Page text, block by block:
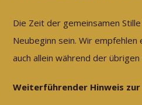
Die Zeit der gemeinsamen
Neubeginn sein. Wir
auch allein während der
Weiterführender Hinweis